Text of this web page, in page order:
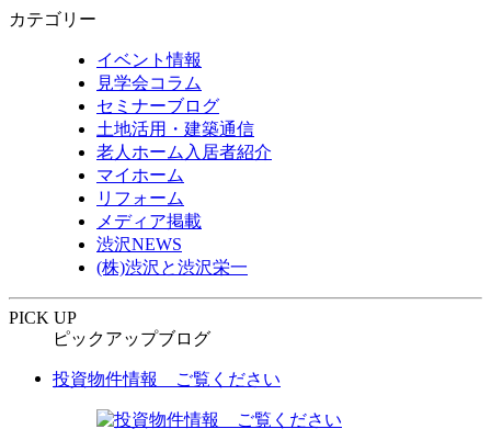
カテゴリー
イベント情報
見学会コラム
セミナーブログ
土地活用・建築通信
老人ホーム入居者紹介
マイホーム
リフォーム
メディア掲載
渋沢NEWS
(株)渋沢と渋沢栄一
PICK UP
ピックアップブログ
投資物件情報 ご覧ください